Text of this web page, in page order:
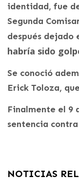
identidad, fue
Segunda
después dejado
habría sido
Se conoció
Erick Toloza,
Finalmente el 9
sentencia
NOTICIAS